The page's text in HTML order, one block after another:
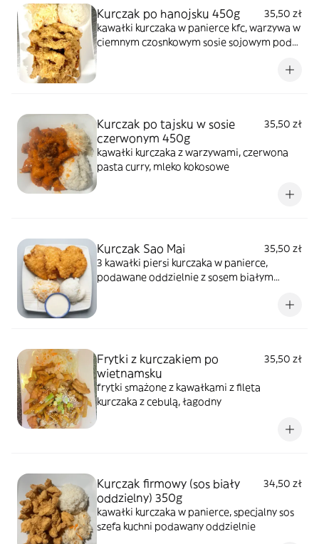
Kurczak po hanojsku 450g
35,50 zł
kawałki kurczaka w panierce kfc, warzywa w
ciemnym czosnkowym sosie sojowym pod
Kurczak po tajsku w sosie
czerwonym 450g
35,50 zł
kawałki kurczaka z warzywami, czerwona
pasta curry, mleko kokosowe
Kurczak Sao Mai
35,50 zł
3 kawałki piersi kurczaka w panierce,
podawane oddzielnie z sosem białym
Frytki z kurczakiem po
wietnamsku
35,50 zł
frytki smażone z kawałkami z fileta
kurczaka z cebulą, łagodny
Kurczak firmowy (sos biały
oddzielny) 350g
34,50 zł
kawałki kurczaka w panierce, specjalny sos
szefa kuchni podawany oddzielnie